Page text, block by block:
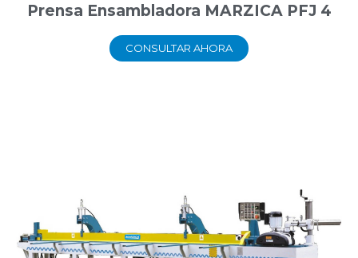
Prensa Ensambladora MARZICA PFJ 4
CONSULTAR AHORA